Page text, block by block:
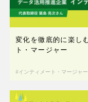
変化を徹底的に楽し
ト・マージャー
インティメート・マージャー